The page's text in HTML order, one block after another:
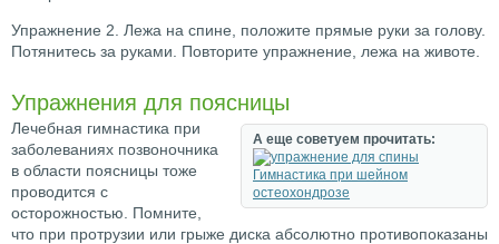
Упражнение 2. Лежа на спине, положите прямые руки за голову.
Потянитесь за руками. Повторите упражнение, лежа на животе.
Упражнения для поясницы
А еще советуем прочитать:
Гимнастика при шейном
остеохондрозе
Лечебная гимнастика при
заболеваниях позвоночника
в области поясницы тоже
проводится с
осторожностью. Помните,
что при протрузии или грыже диска абсолютно противопоказаны